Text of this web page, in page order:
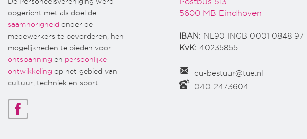
opgericht met als doel de
saamhorigheid onder de
medewerkers te bevorderen, hen
mogelijkheden te bieden voor
ontspanning en persoonlijke
ontwikkeling op het gebied van
cultuur, techniek en sport.
5600 MB Eindhoven
IBAN: NL90 INGB 0001 0848 97
KvK: 40235855
cu-bestuur@tue.nl
040-2473604